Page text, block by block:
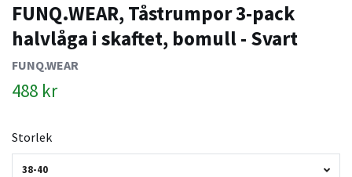
FUNQ.WEAR, Tåstrumpor 3-pack
halvlåga i skaftet, bomull - Svart
FUNQ.WEAR
488 kr
Storlek
38-40